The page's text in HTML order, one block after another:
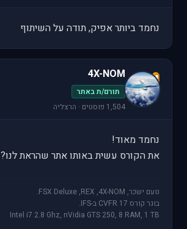
נחמד ביותר אפיק, תודה על השיתוף
4
4X-NOM
תורם/ת באתר
1,504 פוסטים · הרצליה
נחמד מאוד!
את הקורס עשית באותו אתר שהראת לנו?
נועם ישכר, FSX Deluxe ,REX ,4X-NOM.
בוגר קורס CVFR 17 ב-IFS.
Intel i7 2.8 Ghz, nVidia GTS 250, 8 RAM, 1 TB